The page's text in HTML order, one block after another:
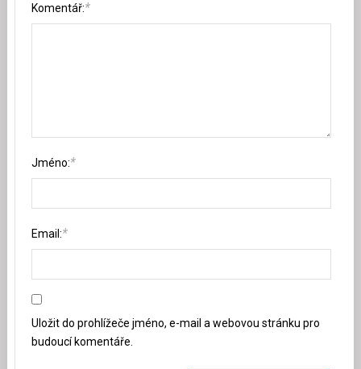
Komentář:*
Jméno:*
Email:*
Uložit do prohlížeče jméno, e-mail a webovou stránku pro
budoucí komentáře.